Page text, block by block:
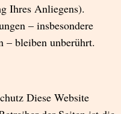
Ihres Anliegens).
– insbesondere
– bleiben unberührt.
Diese Website